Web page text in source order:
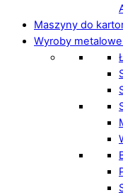
Maszyny do
Wyroby metalowe